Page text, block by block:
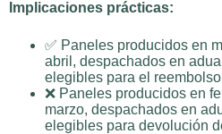
Implicaciones prácticas:
✅ Paneles producidos en
abril, despachados en
elegibles para el
❌ Paneles producidos en
marzo, despachados en
elegibles para devolución